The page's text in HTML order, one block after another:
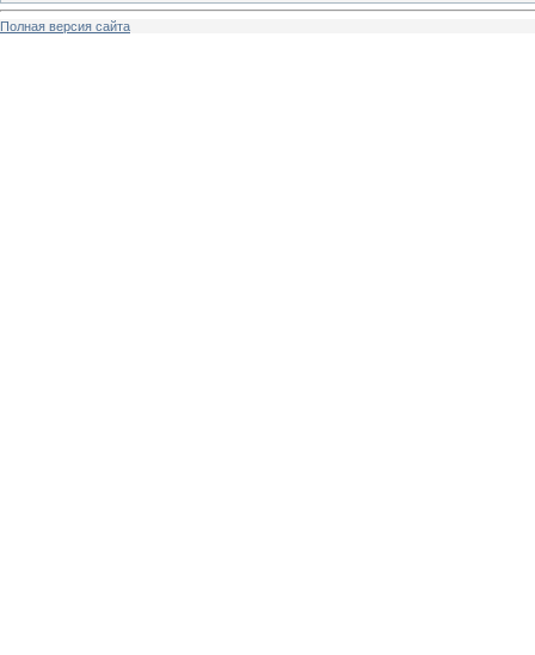
Полная версия сайта